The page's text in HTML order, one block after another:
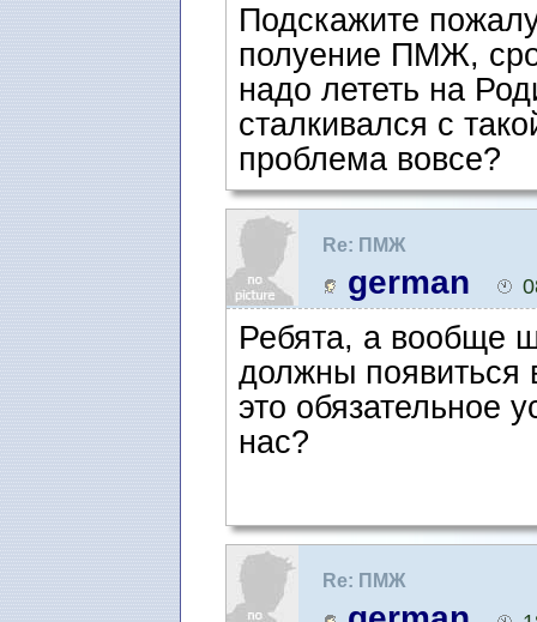
Подскажите
полуение ПМЖ,
надо лететь на
сталкивался с
проблема вовсе?
Re: ПМЖ
german
Ребята, а вообще
должны появиться
это обязательное
нас?
Re: ПМЖ